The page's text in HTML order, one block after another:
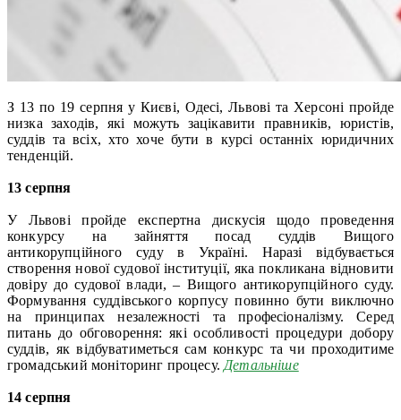
З 13 по 19 серпня у Києві, Одесі, Львові та Херсоні пройде
низка заходів, які можуть зацікавити правників, юристів,
суддів та всіх, хто хоче бути в курсі останніх юридичних
тенденцій.
13 серпня
У Львові пройде експертна дискусія щодо проведення
конкурсу на зайняття посад суддів Вищого
антикорупційного суду в Україні. Наразі відбувається
створення нової судової інституції, яка покликана відновити
довіру до судової влади, – Вищого антикорупційного суду.
Формування суддівського корпусу повинно бути виключно
на принципах незалежності та професіоналізму. Серед
питань до обговорення: які особливості процедури добору
суддів, як відбуватиметься сам конкурс та чи проходитиме
громадський моніторинг процесу. Детальніше
14 серпня